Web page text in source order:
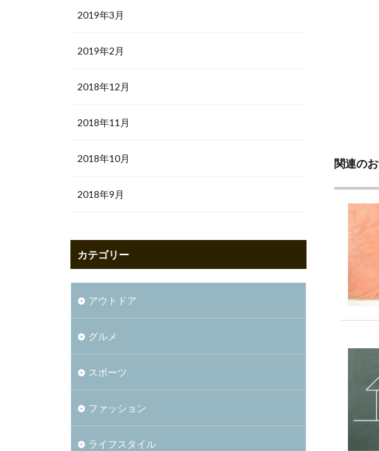
関連の
2019年3月
2019年2月
2018年12月
2018年11月
2018年10月
2018年9月
カテゴリー
アウトドア
グルメ
スポーツ
ファッション
ライフスタイル